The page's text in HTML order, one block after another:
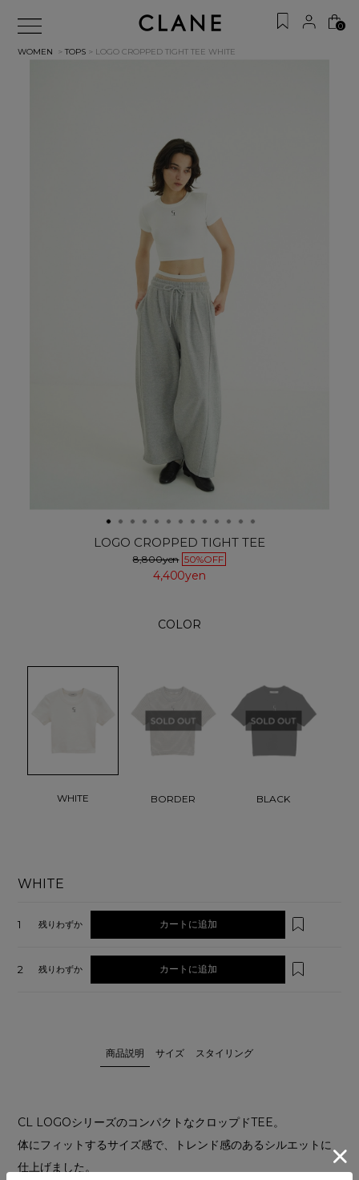
0
WOMEN >TOPS > LOGO CROPPED TIGHT TEEWHITE
LOGO CROPPED TIGHT TEE
8,800yen 50%OFF
4,400yen
COLOR
WHITE BORDER BLACK
WHITE
1 残りわずか カートに追加
2 残りわずか カートに追加
商品説明 サイズ スタイリング
CL LOGOシリーズのコンパクトなクロップドTEE。
体にフィットするサイズ感で、トレンド感のあるシルエットに
仕上げました。